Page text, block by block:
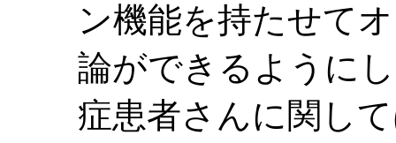
ン機能を持たせて
論ができるように
症患者さんに関し